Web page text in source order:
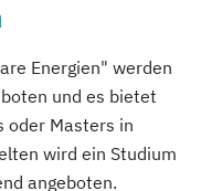
Systeme
Energien" werden
und es bietet
oder Masters in
wird ein Studium
angeboten.